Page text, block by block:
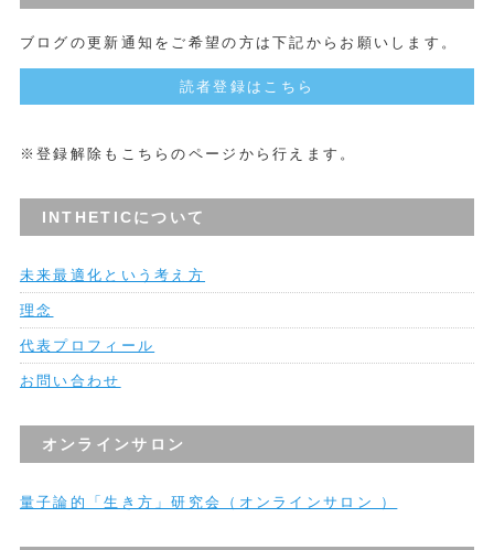
ブログの更新通知をご希望の方は下記からお願いします。
読者登録はこちら
※登録解除もこちらのページから行えます。
INTHETICについて
未来最適化という考え方
理念
代表プロフィール
お問い合わせ
オンラインサロン
量子論的「生き方」研究会（オンラインサロン ）